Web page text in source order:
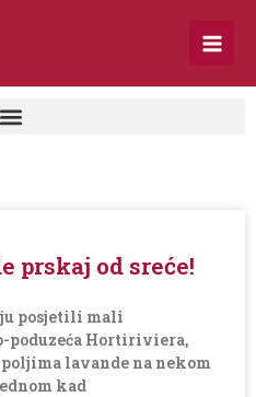
prskaj od sreće!
posjetili mali
poduzeća Hortiriviera,
lavande na nekom
kad